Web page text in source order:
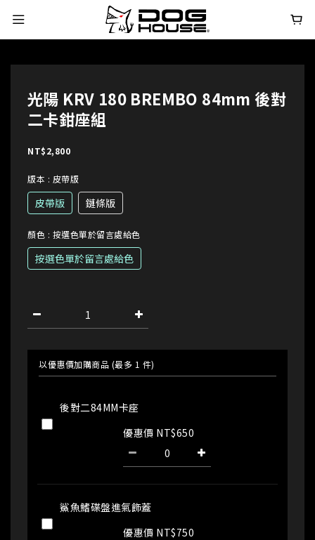
光陽 KRV 180 BREMBO 84mm 後對
二卡鉗座組
NT$2,800
版本 : 皮帶版
皮帶版 鏈條版
顏色 : 按選色單於留言處給色
按選色單於留言處給色
以優惠價加購商品 (最多 1 件)
後對二84MM卡座
優惠價 NT$650
鯊魚鰭碟盤進氣飾蓋
優惠價 NT$750